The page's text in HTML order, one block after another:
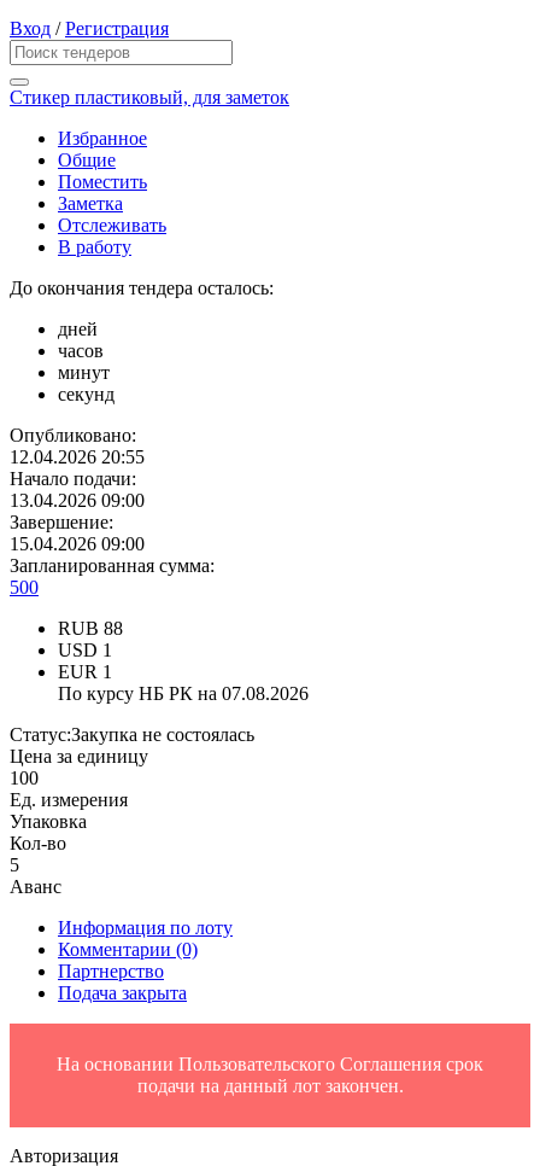
Вход /Регистрация
Стикер пластиковый, для заметок
Избранное
Общие
Поместить
Заметка
Отслеживать
В работу
До окончания тендера осталось:
дней
часов
минут
секунд
Опубликовано:
12.04.2026 20:55
Начало подачи:
13.04.2026 09:00
Завершение:
15.04.2026 09:00
Запланированная сумма:
500
RUB 88
USD 1
EUR 1
По курсу НБ РК на 07.08.2026
Статус:Закупка не состоялась
Цена за единицу
100
Ед. измерения
Упаковка
Кол-во
5
Аванс
Информация по лоту
Комментарии (0)
Партнерство
Подача закрыта
На основании Пользовательского Соглашения срок
подачи на данный лот закончен.
Авторизация